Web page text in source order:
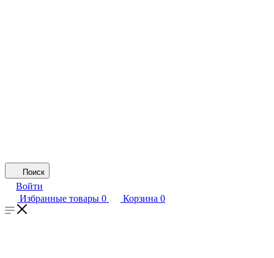
Поиск
Войти
Избранные товары 0 Корзина 0